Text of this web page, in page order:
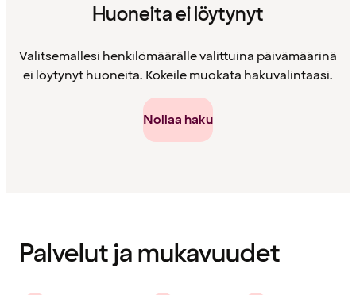
Huoneita ei löytynyt
Valitsemallesi henkilömäärälle valittuina päivämäärinä
ei löytynyt huoneita. Kokeile muokata hakuvalintaasi.
Nollaa haku
Palvelut ja mukavuudet